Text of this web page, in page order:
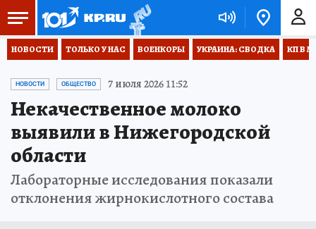
НОВОСТИ ТОЛЬКО У НАС ВОЕНКОРЫ УКРАИНА: СВОДКА КП В
НОВОСТИ ОБЩЕСТВО 7 июля 2026 11:52
Некачественное молоко
выявили в Нижегородской
области
Лабораторные исследования показали
отклонения жирнокислотного состава